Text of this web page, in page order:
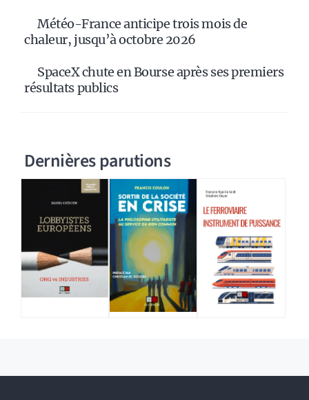
Météo-France anticipe trois mois de
chaleur, jusqu’à octobre 2026
SpaceX chute en Bourse après ses premiers
résultats publics
Dernières parutions